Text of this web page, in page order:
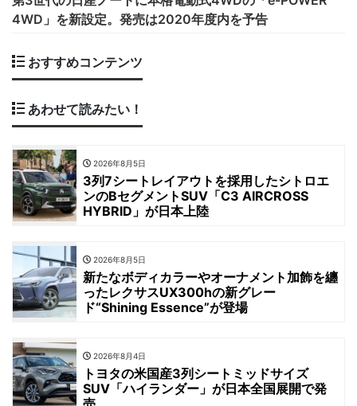
4WD」を新設定。発売は2020年度内を予告
おすすめコンテンツ
あわせて読みたい！
2026年8月5日
3列7シートレイアウトを採用したシトロエ
ンのBセグメントSUV「C3 AIRCROSS
HYBRID」が日本上陸
2026年8月5日
新たなボディカラーやオーナメント加飾を纏
ったレクサスUX300hの新グレー
ド“Shining Essence”が登場
2026年8月4日
トヨタの米国産3列シートミッドサイズ
SUV「ハイランダー」が日本全国展開で発